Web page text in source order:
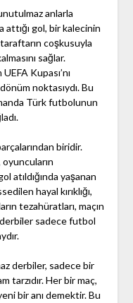
anlarla
gol, bir kalecinin
coşkusuyla
sağlar.
Kupası’nı
noktasıydı. Bu
Türk futbolunun
biridir.
atıldığında yaşanan
hayal kırıklığı,
tezahüratları, maçın
sadece futbol
derbiler, sadece bir
tarzıdır. Her bir maç,
bir anı demektir. Bu